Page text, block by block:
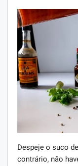
Despeje o suco
contrário, não